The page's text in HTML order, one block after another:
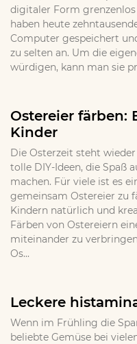
digitaler Form grenzenlos
haben heute
Computer gespeichert
zu selten an. Um die
würdigen, kann man sie
Ostereier färben:
Kinder
Die Osterzeit steht
tolle DIY-Ideen, die Spaß
machen. Für viele ist es
gemeinsam Ostereier zu
Kindern natürlich und
Färben von Ostereiern
miteinander zu
Os...
Leckere
Wenn im Frühling die
beliebte Gemüse bei